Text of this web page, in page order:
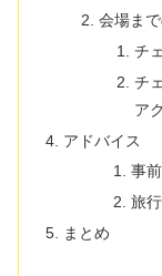
会場ま
チ
チ
ア
アドバイス
事
旅
まとめ